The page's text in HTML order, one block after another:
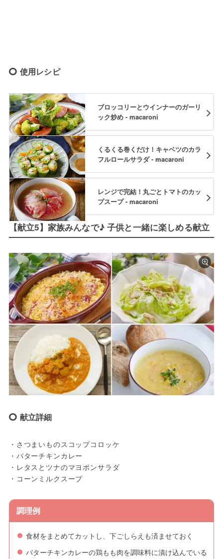
使用レシピ
ブロッコリーとウインナーのガーリ
ック炒め - macaroni
くるくる巻くだけ！キャベツのカラ
フルロールサラダ - macaroni
レンジで完結！丸ごとトマトのカッ
プスープ - macaroni
【献立5】家族みんなで♪ 子供と一緒に楽しめる献立
献立詳細
・さつまいものスコップコロッケ
・バターチキンカレー
・レタスとツナのマヨポンサラダ
・コーンミルクスープ
調理例
食材をまとめてカットし、下ごしらえも済ませておく
バターチキンカレーの鶏もも肉を調味料に漬け込んでいる